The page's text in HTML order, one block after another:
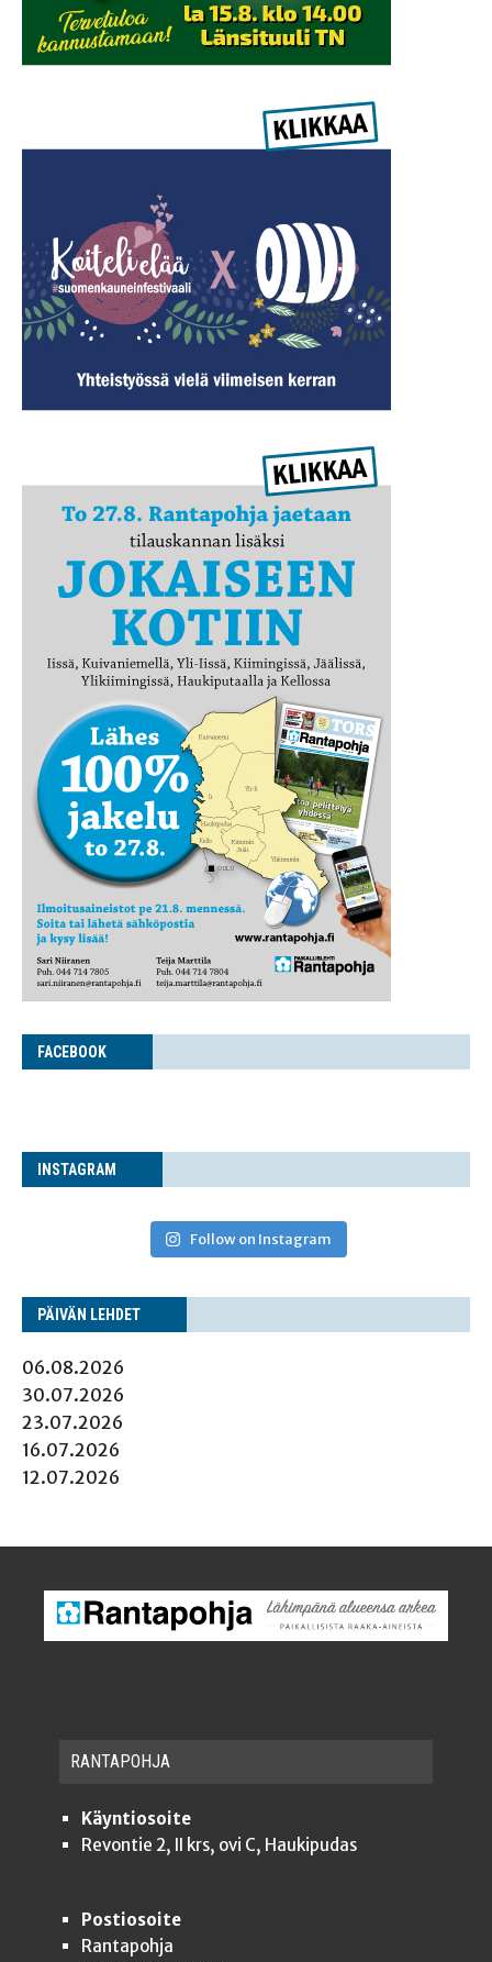
FACE­BOOK
INS­TA­GRAM
Follow on Instagram
PÄI­VÄN LEHDET
06.08.2026
30.07.2026
23.07.2026
16.07.2026
12.07.2026
RAN­TA­POH­JA
Käyntiosoite
Revontie 2, II krs, ovi C, Haukipudas
Postiosoite
Rantapohja